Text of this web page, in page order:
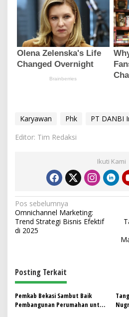
Karyawan Phk
PT DANBI
Editor: Tim Redaksi
Ikuti Kami
N
a
v
a
s
i
Pos sebelumnya
Omnichannel Marketing:
Trend Strategi Bisnis Efektif
di 2025
Posting Terkait
Pemkab Bekasi Sambut Baik
Pembangunan Perumahan untuk